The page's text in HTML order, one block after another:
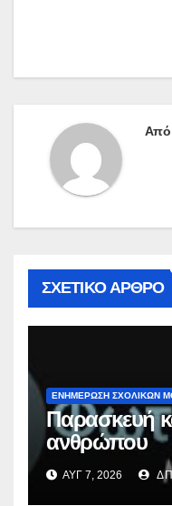
ΣΧΕΤΙΚΌ ΆΡΘΡΟ
ΕΝΗΜΕΡΩΣΗ ΣΧΟΛΙΚΩΝ
Παρασκευή
ανθρώπου
ΑΥΓ 7, 2026